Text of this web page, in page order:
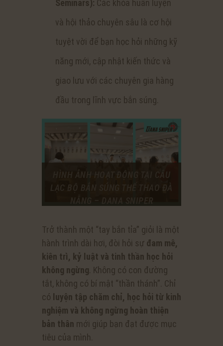
Seminars): Các khóa huấn luyện
và hội thảo chuyên sâu là cơ hội
tuyệt vời để bạn học hỏi những kỹ
năng mới, cập nhật kiến thức và
giao lưu với các chuyên gia hàng
đầu trong lĩnh vực bắn súng.
Trở thành một “tay bắn tỉa” giỏi là một
hành trình dài hơi, đòi hỏi sự đam mê,
kiên trì, kỷ luật và tinh thần học hỏi
không ngừng . Không có con đường
tắt, không có bí mật “thần thánh”. Chỉ
có luyện tập chăm chỉ, học hỏi từ kinh
nghiệm và không ngừng hoàn thiện
bản thân mới giúp bạn đạt được mục
tiêu của mình.